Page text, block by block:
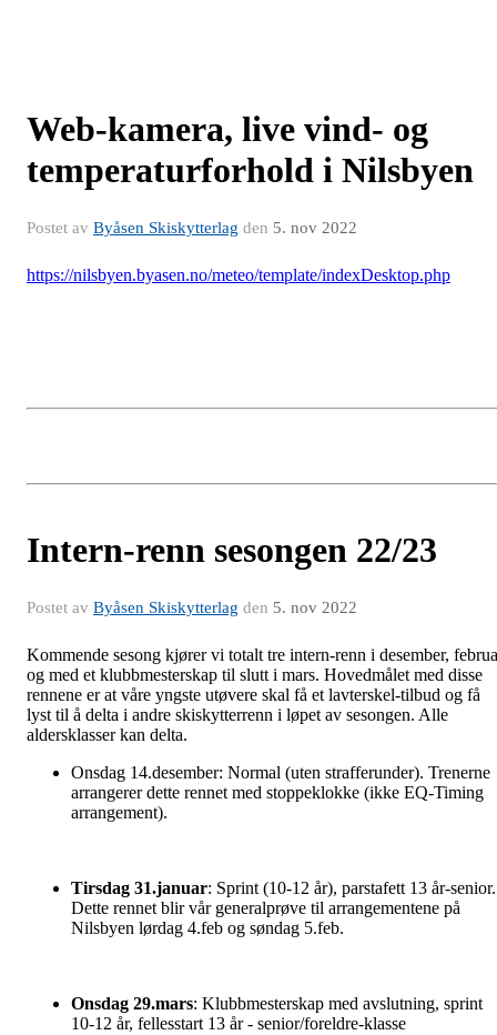
Web-kamera, live vind- og
temperaturforhold i Nilsbyen
Postet av Byåsen Skiskytterlag den 5. nov 2022
https://nilsbyen.byasen.no/meteo/template/indexDesktop.php
Intern-renn sesongen 22/23
Postet av Byåsen Skiskytterlag den 5. nov 2022
Kommende sesong kjører vi totalt tre intern-renn i desember,
og med et klubbmesterskap til slutt i mars. Hovedmålet med disse
rennene er at våre yngste utøvere skal få et lavterskel-tilbud og få
lyst til å delta i andre skiskytterrenn i løpet av sesongen. Alle
aldersklasser kan delta.
Onsdag 14.desember: Normal (uten strafferunder). Trenerne
arrangerer dette rennet med stoppeklokke (ikke EQ-Timing
arrangement).
Tirsdag 31.januar: Sprint (10-12 år), parstafett 13 år-senior.
Dette rennet blir vår generalprøve til arrangementene på
Nilsbyen lørdag 4.feb og søndag 5.feb.
Onsdag 29.mars: Klubbmesterskap med avslutning, sprint
10-12 år, fellesstart 13 år - senior/foreldre-klasse